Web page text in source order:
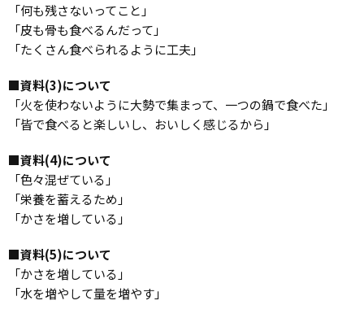
「何も残さないってこと」
「皮も骨も食べるんだって」
「たくさん食べられるように工夫」
■資料(3)について
「火を使わないように大勢で集まって、一つの鍋で食べた」
「皆で食べると楽しいし、おいしく感じるから」
■資料(4)について
「色々混ぜている」
「栄養を蓄えるため」
「かさを増している」
■資料(5)について
「かさを増している」
「水を増やして量を増やす」